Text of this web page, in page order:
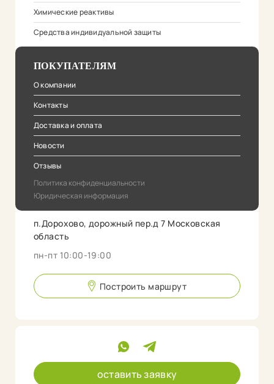
Химические реактивы
Средства индивидуальной защиты
ПОКУПАТЕЛЯМ
О компании
Контакты
Доставка и оплата
Новости
Отзывы
Политика конфиденциальности
Юридическая информация
п.Дорохово, дорожный пер.д 7 Московская
область
пн-пт 10:00-19:00
Построить маршрут
оставить заявку